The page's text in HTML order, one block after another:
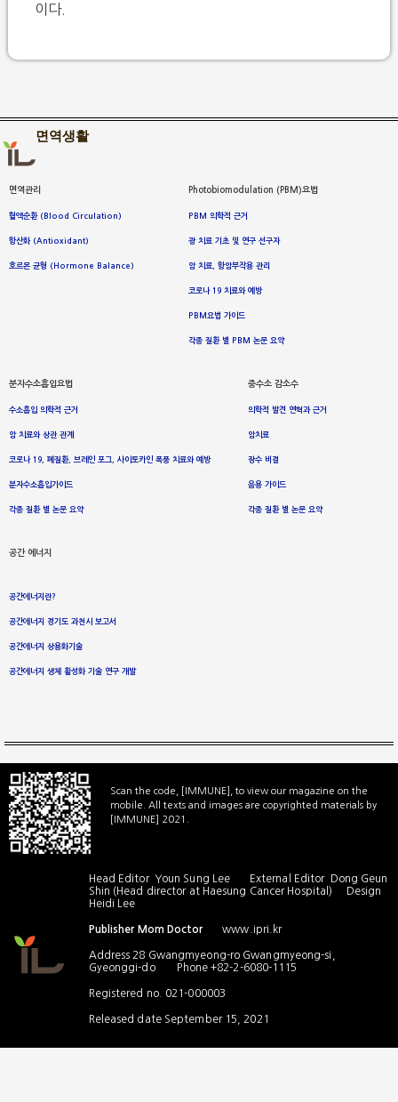
이다.
면역생활
면역관리
혈액순환 (Blood Circulation)
항산화 (Antioxidant)
호르몬 균형 (Hormone Balance)
Photobiomodulation (PBM)요법
PBM 의학적 근거
광 치료 기초 및 연구 선구자
암 치료, 항암부작용 관리
코로나 19 치료와 예방
PBM요법 가이드
각종 질환 별 PBM 논문 요약
분자수소흡입요법
수소흡입 의학적 근거
암 치료와 상관 관계
코로나 19, 폐질환, 브레인 포그, 사이토카인 폭풍 치료와 예방
분자수소흡입가이드
각종 질환 별 논문 요약
중수소 감소수
의학적 발견 연혁과 근거
암치료
장수 비결
음용 가이드
각종 질환 별 논문 요약
공간 에너지
공간에너지란?
공간에너지 경기도 과천시 보고서
공간에너지 상용화기술
공간에너지 생체 활성화 기술 연구 개발
Scan the code, [IMMUNE], to view our magazine on the
mobile. All texts and images are copyrighted materials by
[IMMUNE] 2021.
Head Editor Youn Sung Lee External Editor Dong Geun
Shin (Head director at Haesung Cancer Hospital) Design
Heidi Lee
Publisher Mom Doctorwww.ipri.kr
Address 28 Gwangmyeong-ro Gwangmyeong-si,
Gyeonggi-do Phone +82-2-6080-1115
Registered no. 021-000003
Released date September 15, 2021